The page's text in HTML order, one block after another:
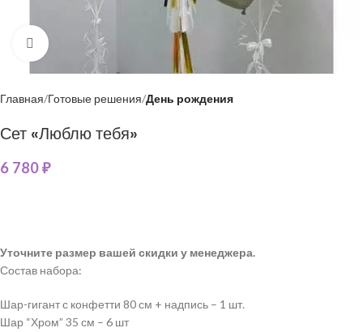
Нажмите, чтобы увеличить
Главная Готовые решения День рождения
Сет «Люблю тебя»
6 780₽
Уточните размер вашей скидки у менеджера.
Состав набора:
Шар-гигант с конфетти 80 см + надпись – 1 шт.
Шар “Хром” 35 см – 6 шт